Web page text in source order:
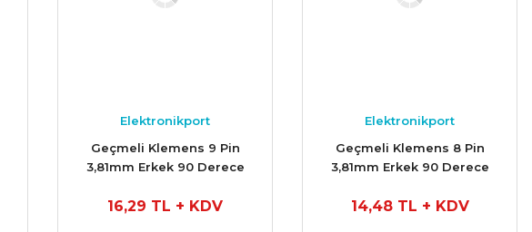
Elektronikport
Geçmeli Klemens 9 Pin
3,81mm Erkek 90 Derece
16,29 TL + KDV
Elektronikport
Geçmeli Klemens 8 Pin
3,81mm Erkek 90 Derece
14,48 TL + KDV